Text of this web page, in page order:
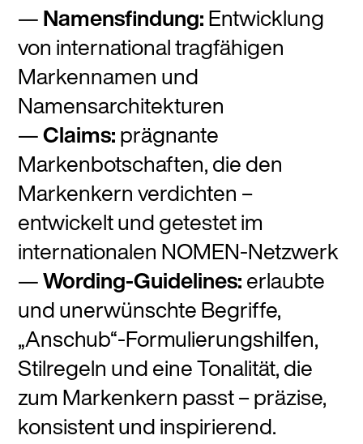
Namensfindung:Entwicklung
von international tragfähigen
Markennamen und
Namensarchitekturen
Claims:prägnante
Markenbotschaften, die den
Markenkern verdichten –
entwickelt und getestet im
internationalen NOMEN-Netzwerk
Wording-Guidelines:erlaubte
und unerwünschte Begriffe,
„Anschub“-Formulierungshilfen,
Stilregeln und eine Tonalität, die
zum Markenkern passt – präzise,
konsistent und inspirierend.